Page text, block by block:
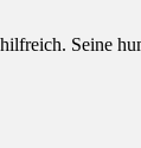
Seine